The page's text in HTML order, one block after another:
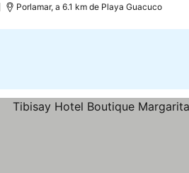
Porlamar, a 6.1 km de Playa Guacuco